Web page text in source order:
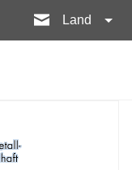
Land